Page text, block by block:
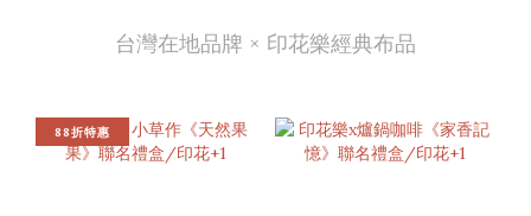
台灣在地品牌 × 印花樂經典布品
88折特惠